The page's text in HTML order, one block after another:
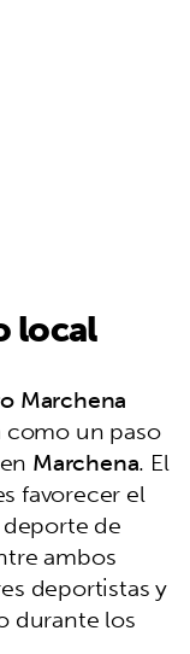
local
Marchena
un paso
Marchena. El
favorecer el
de
ambos
deportistas y
durante los